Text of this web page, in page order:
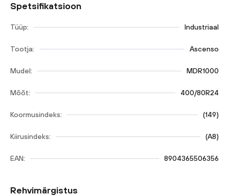
Spetsifikatsioon
Tüüp: Industriaal
Tootja: Ascenso
Mudel: MDR1000
Mõõt: 400/80R24
Koormusindeks: (149)
Kiirusindeks: (A8)
EAN: 8904365506356
Rehvimärgistus